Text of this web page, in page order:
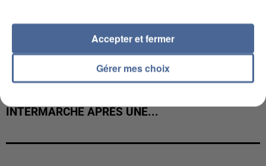
INTERMARCHÉ APRÈS UNE...
Gérer mes choix
Accepter et fermer